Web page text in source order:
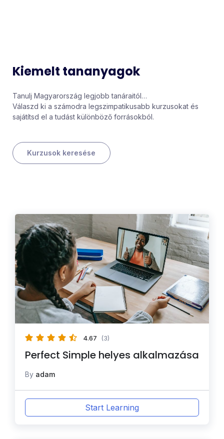
Kiemelt tananyagok
Tanulj Magyarország legjobb tanáraitól…
Válaszd ki a számodra legszimpatikusabb kurzusokat és
sajátítsd el a tudást különböző forrásokból.
Kurzusok keresése
4.67 (3)
Perfect Simple helyes alkalmazása
By adam
Start Learning